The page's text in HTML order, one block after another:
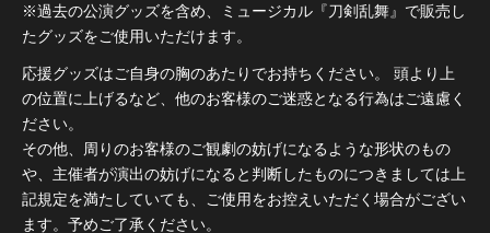
※過去の公演グッズを含め、ミュージカル『刀剣乱舞』で販売し
たグッズをご使用いただけます。
応援グッズはご自身の胸のあたりでお持ちください。 頭より上
の位置に上げるなど、他のお客様のご迷惑となる行為はご遠慮く
ださい。
その他、周りのお客様のご観劇の妨げになるような形状のもの
や、主催者が演出の妨げになると判断したものにつきましては上
記規定を満たしていても、ご使用をお控えいただく場合がござい
ます。予めご了承ください。